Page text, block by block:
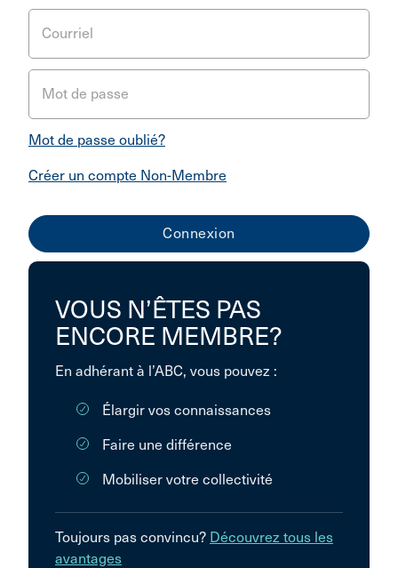
Courriel
Mot de passe
Mot de passe oublié?
Créer un compte Non-Membre
VOUS N’ÊTES PAS
ENCORE MEMBRE?
En adhérant à l’ABC, vous pouvez :
Élargir vos connaissances
Faire une différence
Mobiliser votre collectivité
Toujours pas convincu? Découvrez tous les
avantages